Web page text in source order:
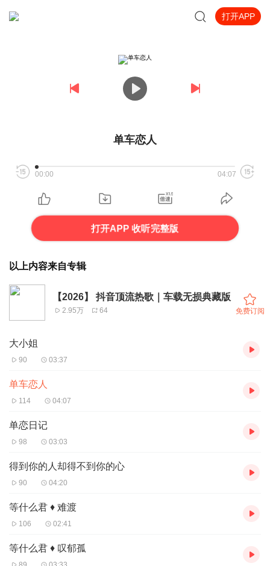
打开APP
单车恋人
00:00 04:07
打开APP 收听完整版
以上内容来自专辑
【2026】 抖音顶流热歌｜车载无损典藏版
2.95万 64 免费订阅
大小姐
90 03:37
单车恋人
114 04:07
单恋日记
98 03:03
得到你的人却得不到你的心
90 04:20
等什么君 ♦ 难渡
106 02:41
等什么君 ♦ 叹郁孤